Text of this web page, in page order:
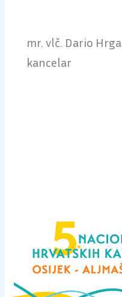
mr. vlč. Dario Hrga
kancelar